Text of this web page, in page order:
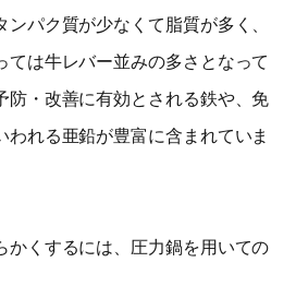
パク質が少なくて脂質が多く、
ては牛レバー並みの多さとなって
防・改善に有効とされる鉄や、免
われる亜鉛が豊富に含まれていま
かくするには、圧力鍋を用いての